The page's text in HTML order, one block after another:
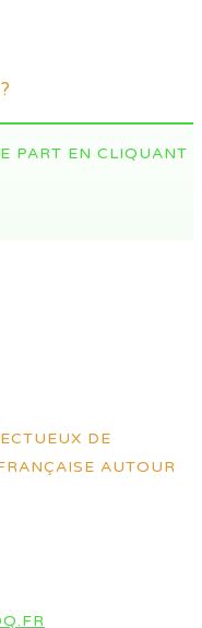
PART EN CLIQUANT
DE
AUTOUR